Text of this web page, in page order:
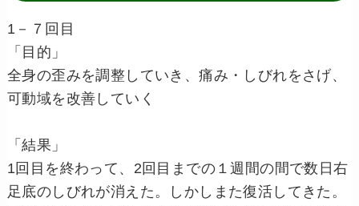
1－７回目
「目的」
全身の歪みを調整していき、痛み・しびれをさげ、
可動域を改善していく
「結果」
1回目を終わって、2回目までの１週間の間で数日右
足底のしびれが消えた。しかしまた復活してきた。